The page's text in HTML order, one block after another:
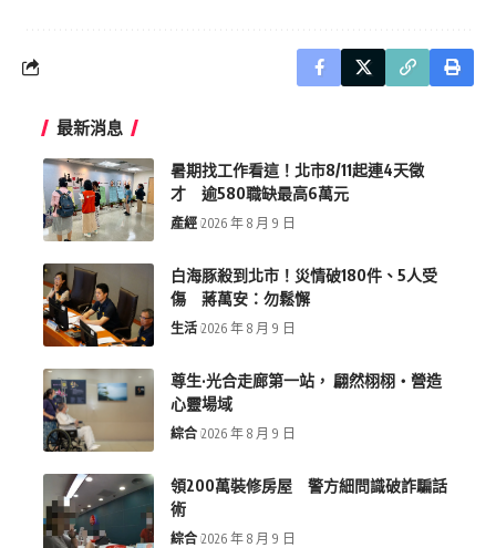
最新消息
暑期找工作看這！北市8/11起連4天徵
才 逾580職缺最高6萬元
產經 2026 年 8 月 9 日
白海豚殺到北市！災情破180件、5人受
傷 蔣萬安：勿鬆懈
生活 2026 年 8 月 9 日
尊生·光合走廊第一站， 翩然栩栩・營造
心靈場域
綜合 2026 年 8 月 9 日
領200萬裝修房屋 警方細問識破詐騙話
術
綜合 2026 年 8 月 9 日